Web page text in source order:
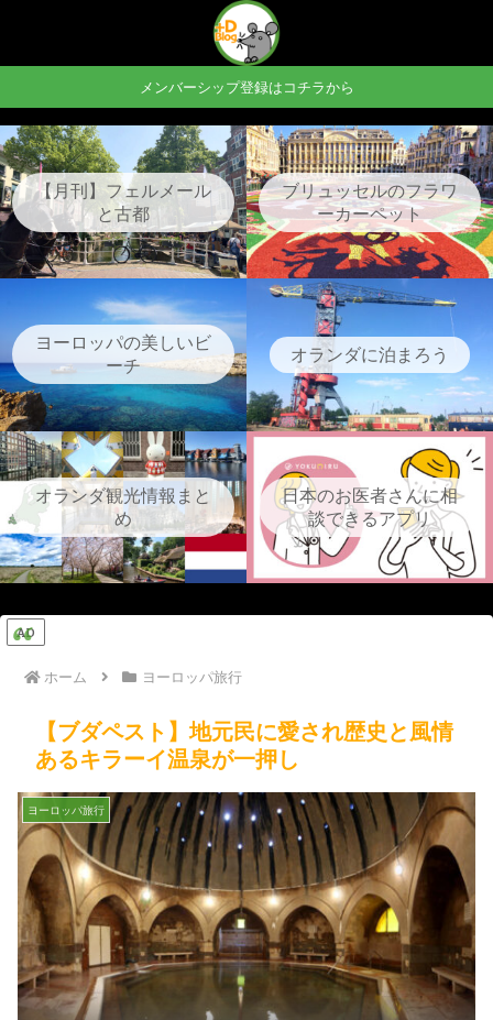
メンバーシップ登録はコチラから
【月刊】フェルメール
と古都
ブリュッセルのフラワ
ーカーペット
ヨーロッパの美しいビ
ーチ
オランダに泊まろう
オランダ観光情報まと
め
日本のお医者さんに相
談できるアプリ
AD
ホーム ヨーロッパ旅行
【ブダペスト】地元民に愛され歴史と風情
あるキラーイ温泉が一押し
ヨーロッパ旅行